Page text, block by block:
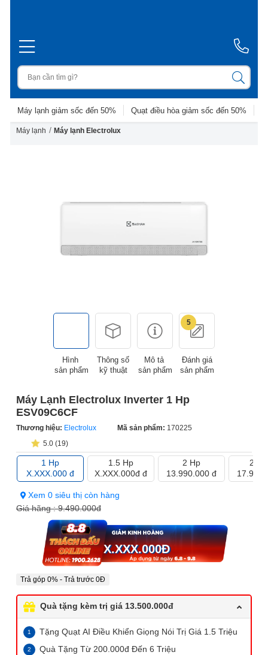
Máy lạnh giảm sốc đến 50% Quạt điều hòa giảm sốc đến 50%
Máy lạnh / Máy lạnh Electrolux
Hình
sản phẩm
Thông số
kỹ thuật
Mô tả
sản phẩm
5
Đánh giá
sản phẩm
Máy Lạnh Electrolux Inverter 1 Hp
ESV09C6CF
Thương hiệu: Electrolux Mã sản phẩm: 170225
5.0 (19)
1 Hp
X.XXX.000 đ
1.5 Hp
X.XXX.000đ đ
2 Hp
13.990.000 đ
2.5
Xem 0 siêu thị còn hàng
Giá hãng :9.490.000đ
X.XXX.000Đ
Trả góp 0% - Trả trước 0Đ
Quà tặng kèm trị giá 13.500.000đ
Tặng Quạt AI Điều Khiển Giọng Nói Trị Giá 1.5 Triệu
Quà Tặng Từ 200.000đ Đến 6 Triệu